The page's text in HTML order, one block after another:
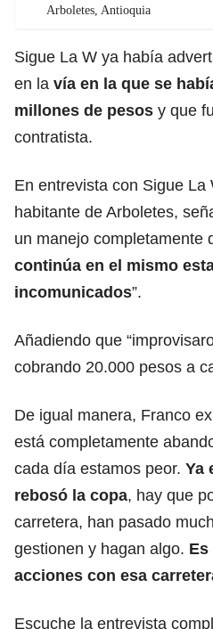
Arboletes, Antioquia
Sigue La W ya había
en la vía en la que se
millones de pesos y que
contratista.
En entrevista con Sigue La
habitante de Arboletes,
un manejo completamente
continúa en el mismo
incomunicados”.
Añadiendo que
cobrando 20.000 pesos a
De igual manera, Franco
está completamente
cada día estamos peor. Ya
rebosó la copa, hay que
carretera, han pasado
gestionen y hagan algo. Es
acciones con esa
Escuche la entrevista